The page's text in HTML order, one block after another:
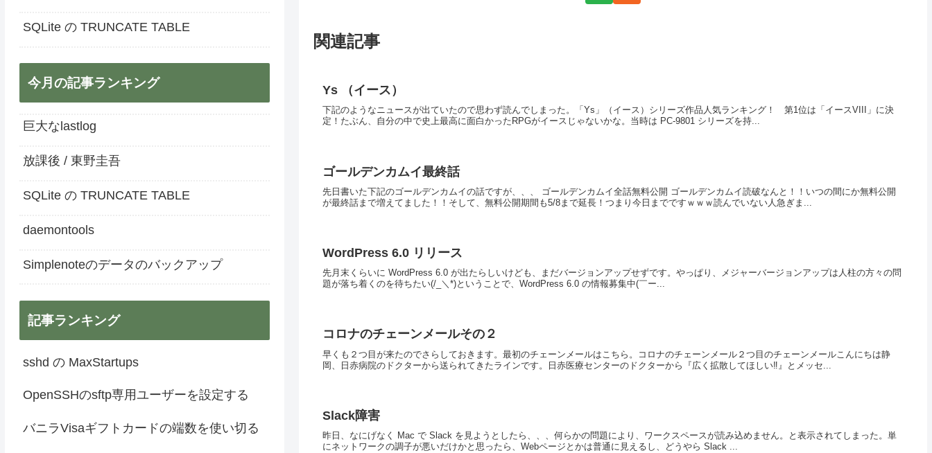
関連記事
Ys （イース）
下記のようなニュースが出ていたので思わず読んでしまった。「Ys」（イース）シリーズ作品人気ランキング！ 第1位は「イースVIII」に決
定！たぶん、自分の中で史上最高に面白かったRPGがイースじゃないかな。当時は PC-9801 シリーズを持...
ゴールデンカムイ最終話
先日書いた下記のゴールデンカムイの話ですが、、、 ゴールデンカムイ全話無料公開 ゴールデンカムイ読破なんと！！いつの間にか無料公開
が最終話まで増えてました！！そして、無料公開期間も5/8まで延長！つまり今日までですｗｗｗ読んでいない人急ぎま...
WordPress 6.0 リリース
先月末くらいに WordPress 6.0 が出たらしいけども、まだバージョンアップせずです。やっぱり、メジャーバージョンアップは人柱の方々の問
題が落ち着くのを待ちたい(/_＼*)ということで、WordPress 6.0 の情報募集中(￣ー...
コロナのチェーンメールその２
早くも２つ目が来たのでさらしておきます。最初のチェーンメールはこちら。コロナのチェーンメール２つ目のチェーンメールこんにちは静
岡、日赤病院のドクターから送られてきたラインです。日赤医療センターのドクターから『広く拡散してほしい‼️』とメッセ...
Slack障害
昨日、なにげなく Mac で Slack を見ようとしたら、、、何らかの問題により、ワークスペースが読み込めません。と表示されてしまった。単
にネットワークの調子が悪いだけかと思ったら、Webページとかは普通に見えるし、どうやら Slack ...
SQLite の TRUNCATE TABLE
今月の記事ランキング
巨大なlastlog
放課後 / 東野圭吾
SQLite の TRUNCATE TABLE
daemontools
Simplenoteのデータのバックアップ
記事ランキング
sshd の MaxStartups
OpenSSHのsftp専用ユーザーを設定する
バニラVisaギフトカードの端数を使い切る